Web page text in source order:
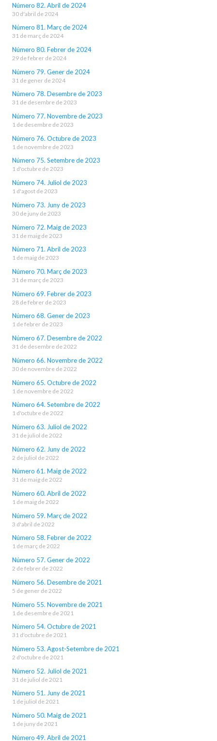
Número 82. Abril de 2024
30 d'abril de 2024
Número 81. Març de 2024
31 de març de 2024
Número 80. Febrer de 2024
29 de febrer de 2024
Número 79. Gener de 2024
31 de gener de 2024
Número 78. Desembre de 2023
31 de desembre de 2023
Número 77. Novembre de 2023
1 de desembre de 2023
Número 76. Octubre de 2023
1 de novembre de 2023
Número 75. Setembre de 2023
1 d'octubre de 2023
Número 74. Juliol de 2023
1 d'agost de 2023
Número 73. Juny de 2023
30 de juny de 2023
Número 72. Maig de 2023
31 de maig de 2023
Número 71. Abril de 2023
1 de maig de 2023
Número 70. Març de 2023
31 de març de 2023
Número 69. Febrer de 2023
28 de febrer de 2023
Número 68. Gener de 2023
1 de febrer de 2023
Número 67. Desembre de 2022
31 de desembre de 2022
Número 66. Novembre de 2022
30 de novembre de 2022
Número 65. Octubre de 2022
1 de novembre de 2022
Número 64. Setembre de 2022
1 d'octubre de 2022
Número 63. Juliol de 2022
31 de juliol de 2022
Número 62. Juny de 2022
2 de juliol de 2022
Número 61. Maig de 2022
31 de maig de 2022
Número 60. Abril de 2022
1 de maig de 2022
Número 59. Març de 2022
3 d'abril de 2022
Número 58. Febrer de 2022
1 de març de 2022
Número 57. Gener de 2022
2 de febrer de 2022
Número 56. Desembre de 2021
5 de gener de 2022
Número 55. Novembre de 2021
1 de desembre de 2021
Número 54. Octubre de 2021
31 d'octubre de 2021
Número 53. Agost-Setembre de 2021
2 d'octubre de 2021
Número 52. Juliol de 2021
31 de juliol de 2021
Número 51. Juny de 2021
1 de juliol de 2021
Número 50. Maig de 2021
1 de juny de 2021
Número 49. Abril de 2021